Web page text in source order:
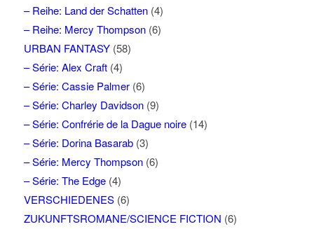
– Reihe: Land der Schatten(4)
– Reihe: Mercy Thompson(6)
URBAN FANTASY(58)
– Série: Alex Craft(4)
– Série: Cassie Palmer(6)
– Série: Charley Davidson(9)
– Série: Confrérie de la Dague noire(14)
– Série: Dorina Basarab(3)
– Série: Mercy Thompson(6)
– Série: The Edge(4)
VERSCHIEDENES(6)
ZUKUNFTSROMANE/SCIENCE FICTION (6)